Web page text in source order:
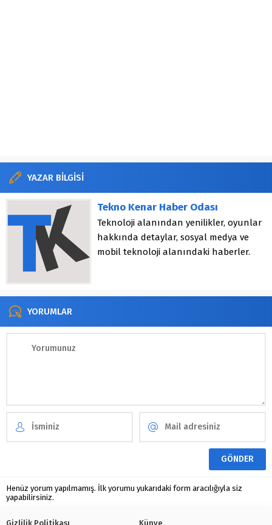
YAZAR BİLGİSİ
Tekno Kenar Haber Odası
Teknoloji alanından yenilikler, oyunlar
hakkında detaylar, sosyal medya ve
mobil teknoloji alanındaki haberler.
YORUMLAR
Henüz yorum yapılmamış. İlk yorumu yukarıdaki form aracılığıyla siz
yapabilirsiniz.
Gizlilik Politikası Künye